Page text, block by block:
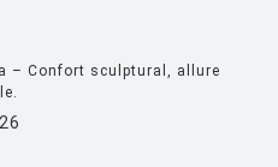
– Confort sculptural, allure